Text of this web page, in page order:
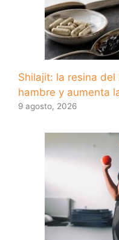
Shilajit: la resina
hambre y aumenta
9 agosto, 2026